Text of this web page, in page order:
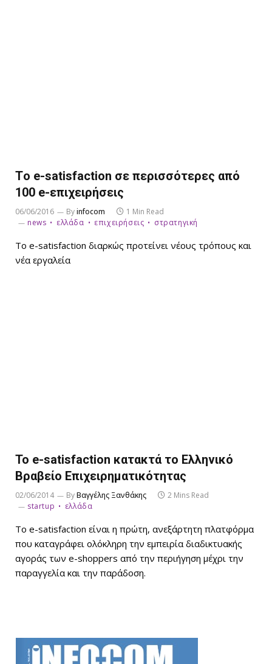
Tο e-satisfaction σε περισσότερες από
100 e-επιχειρήσεις
06/06/2016 Byinfocom
1 Min Read
news
ελλάδα επιχειρήσεις στρατηγική
Το e-satisfaction διαρκώς προτείνει νέους τρόπους και
νέα εργαλεία
To e-satisfaction κατακτά το Ελληνικό
Βραβείο Επιχειρηματικότητας
02/06/2014 ByΒαγγέλης Ξανθάκης
2 Mins Read
startup
ελλάδα
Το e-satisfaction είναι η πρώτη, ανεξάρτητη πλατφόρμα
που καταγράφει ολόκληρη την εμπειρία διαδικτυακής
αγοράς των e-shoppers από την περιήγηση μέχρι την
παραγγελία και την παράδοση.